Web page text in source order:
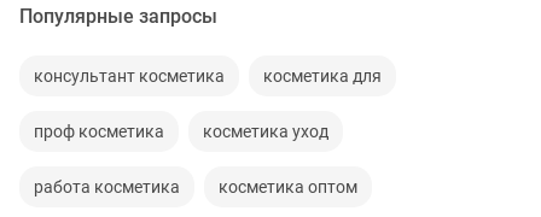
Популярные запросы
консультант косметика косметика для
проф косметика косметика уход
работа косметика косметика оптом